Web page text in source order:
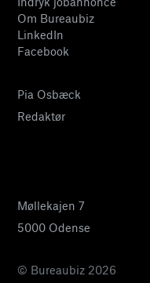
Om Bureaubiz
LinkedIn
Facebook
Pia Osbæck
Redaktør
Møllekajen 7
5000 Odense
© Bureaubiz 2026